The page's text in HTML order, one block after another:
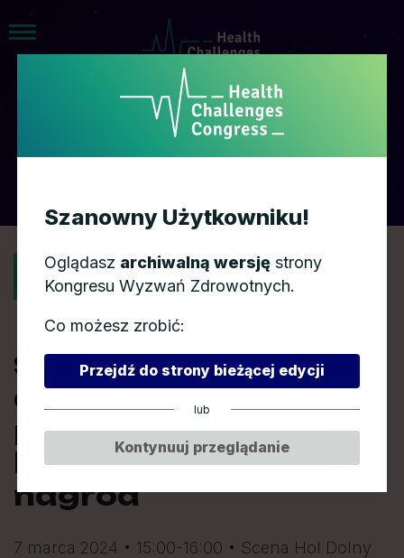
POWRÓT
Start-Up-Med –
debata
podsumowująca
konkurs i wręczenie
nagród
7 marca 2024 • 15:00-16:00 • Scena Hol Dolny
Szanowny Użytkowniku!
Oglądasz archiwalną wersję strony
Kongresu Wyzwań Zdrowotnych.
Co możesz zrobić:
Przejdź do strony bieżącej edycji
lub
Kontynuuj przeglądanie